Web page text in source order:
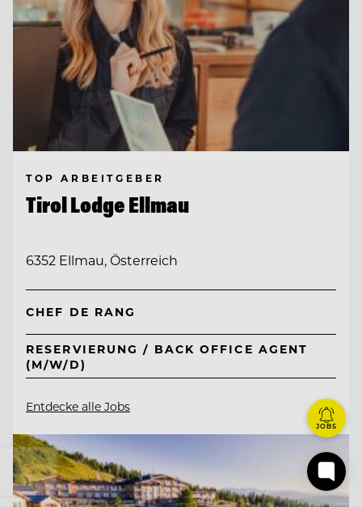
TOP ARBEITGEBER
Tirol Lodge Ellmau
6352 Ellmau, Österreich
CHEF DE RANG
RESERVIERUNG / BACK OFFICE AGENT
(M/W/D)
Entdecke alle Jobs
JOBS